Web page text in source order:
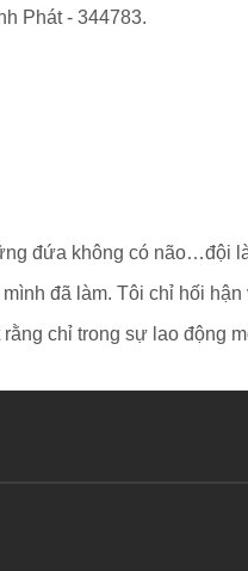
Phát - 344783.
đứa không có não…đội
đã làm. Tôi chỉ hối
chỉ trong sự lao động